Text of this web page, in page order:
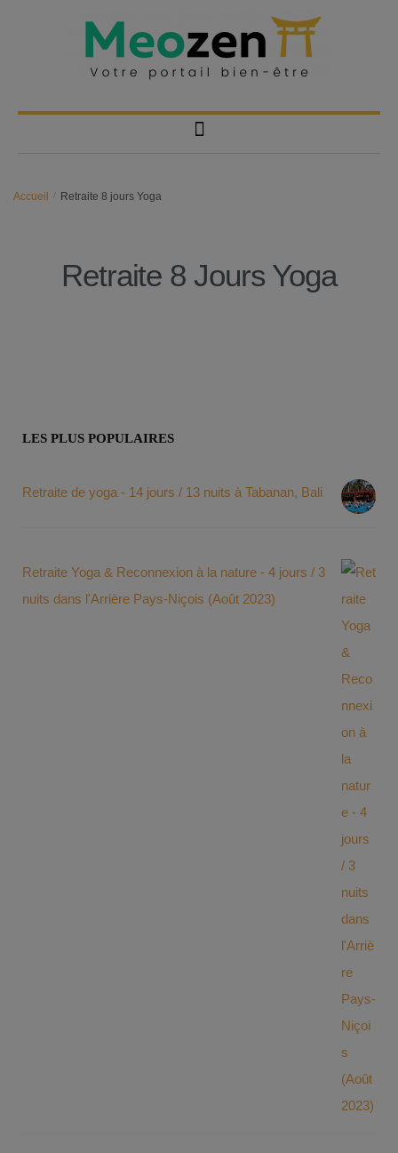
Accueil / Retraite 8 jours Yoga
Retraite 8 Jours Yoga
LES PLUS POPULAIRES
Retraite de yoga - 14 jours / 13 nuits à Tabanan, Bali
Retraite Yoga & Reconnexion à la nature - 4 jours / 3
nuits dans l'Arrière Pays-Niçois (Août 2023)